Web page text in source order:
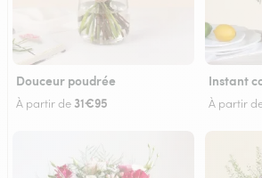
Douceur poudrée
À partir de 31€95
Instant
À partir